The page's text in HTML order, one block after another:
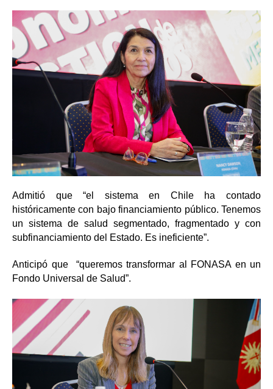
Admitió que “el sistema en Chile ha contado
históricamente con bajo financiamiento público. Tenemos
un sistema de salud segmentado, fragmentado y con
subfinanciamiento del Estado. Es ineficiente”.
Anticipó que “queremos transformar al FONASA en un
Fondo Universal de Salud”.